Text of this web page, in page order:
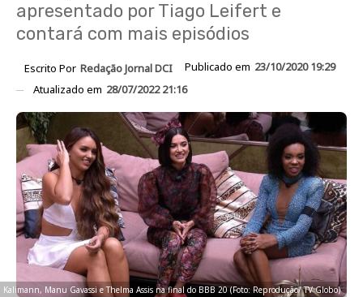
apresentado por Tiago Leifert e
contará com mais episódios
Escrito Por Redação Jornal DCI Publicado em 23/10/2020 19:29
Atualizado em 28/07/2022 21:16
Kalimann, Manu Gavassi e Thelma Assis na final do BBB 20 (Foto: Reprodução/ TV Globo)